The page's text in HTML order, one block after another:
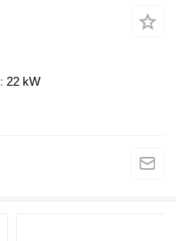
22 kW